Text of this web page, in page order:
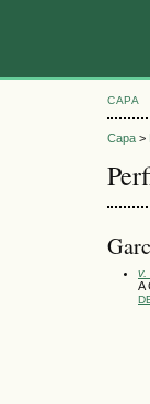
CAPA
Capa >
v.
A